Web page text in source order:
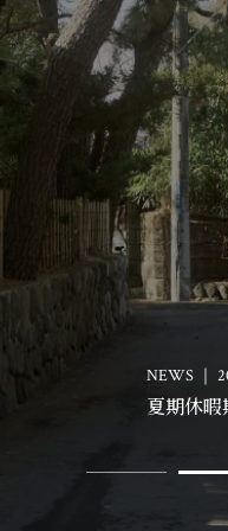
NEWS ｜
夏期休
会社概要・アクセス
スタッフ紹介
プライバシーポリ
採用情報
賃貸管理サイトはこちら
お問い合わせはこち